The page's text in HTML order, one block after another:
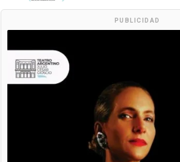
PUBLICIDAD